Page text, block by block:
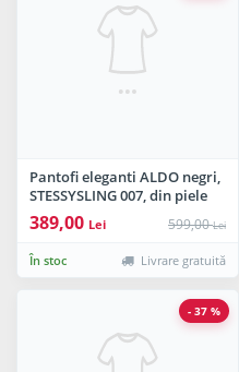
Pantofi eleganti ALDO negri,
STESSYSLING 007, din piele
naturala
389,00 Lei 599,00Lei
În stoc Livrare gratuită
- 37 %